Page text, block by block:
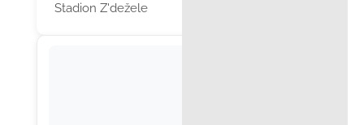
Stadion Z'dežele